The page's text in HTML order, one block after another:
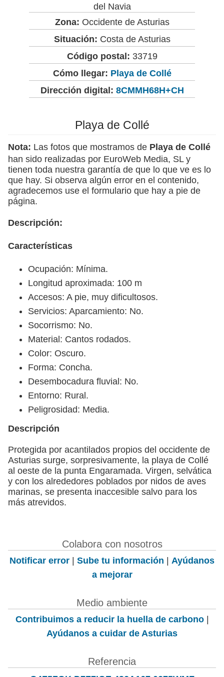
del Navia
Zona: Occidente de Asturias
Situación: Costa de Asturias
Código postal: 33719
Cómo llegar: Playa de Collé
Dirección digital: 8CMMH68H+CH
Playa de Collé
Nota: Las fotos que mostramos de Playa de Collé
han sido realizadas por EuroWeb Media, SL y
tienen toda nuestra garantía de que lo que ve es lo
que hay. Si observa algún error en el contenido,
agradecemos use el formulario que hay a pie de
página.
Descripción:
Características
Ocupación: Mínima.
Longitud aproximada: 100 m
Accesos: A pie, muy dificultosos.
Servicios: Aparcamiento: No.
Socorrismo: No.
Material: Cantos rodados.
Color: Oscuro.
Forma: Concha.
Desembocadura fluvial: No.
Entorno: Rural.
Peligrosidad: Media.
Descripción
Protegida por acantilados propios del occidente de
Asturias surge, sorpresivamente, la playa de Collé
al oeste de la punta Engaramada. Virgen, selvática
y con los alrededores poblados por nidos de aves
marinas, se presenta inaccesible salvo para los
más atrevidos.
Colabora con nosotros
Notificar error | Sube tu información | Ayúdanos
a mejorar
Medio ambiente
Contribuimos a reducir la huella de carbono|
Ayúdanos a cuidar de Asturias
Referencia